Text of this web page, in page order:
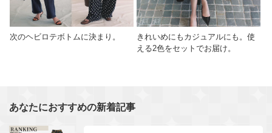
次のヘビロテボトムに決まり。
きれいめにもカジュアルにも。使
える2色をセットでお届け。
あなたにおすすめの新着記事